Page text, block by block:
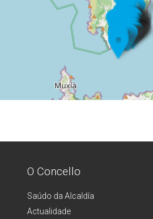
O Concello
Saúdo da Alcaldía
Actualidade